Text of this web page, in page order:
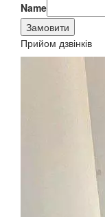
Name
Замовити
Прийом дзвінків